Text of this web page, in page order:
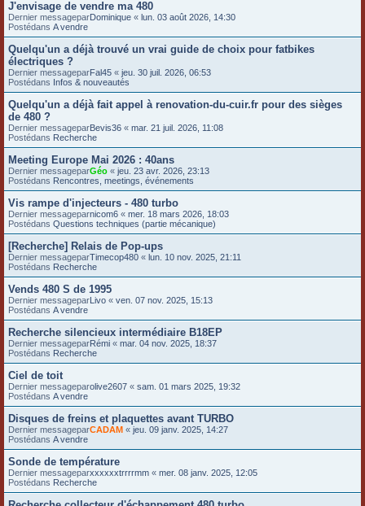
J'envisage de vendre ma 480
Dernier messageparDominique « lun. 03 août 2026, 14:30
Postédans A vendre
Quelqu'un a déjà trouvé un vrai guide de choix pour fatbikes
électriques ?
Dernier messageparFal45 « jeu. 30 juil. 2026, 06:53
Postédans Infos & nouveautés
Quelqu'un a déjà fait appel à renovation-du-cuir.fr pour des sièges
de 480 ?
Dernier messageparBevis36 « mar. 21 juil. 2026, 11:08
Postédans Recherche
Meeting Europe Mai 2026 : 40ans
Dernier messageparGéo « jeu. 23 avr. 2026, 23:13
Postédans Rencontres, meetings, événements
Vis rampe d'injecteurs - 480 turbo
Dernier messageparnicom6 « mer. 18 mars 2026, 18:03
Postédans Questions techniques (partie mécanique)
[Recherche] Relais de Pop-ups
Dernier messageparTimecop480 « lun. 10 nov. 2025, 21:11
Postédans Recherche
Vends 480 S de 1995
Dernier messageparLivo « ven. 07 nov. 2025, 15:13
Postédans A vendre
Recherche silencieux intermédiaire B18EP
Dernier messageparRémi « mar. 04 nov. 2025, 18:37
Postédans Recherche
Ciel de toit
Dernier messageparolive2607 « sam. 01 mars 2025, 19:32
Postédans A vendre
Disques de freins et plaquettes avant TURBO
Dernier messageparCADAM « jeu. 09 janv. 2025, 14:27
Postédans A vendre
Sonde de température
Dernier messageparxxxxxxtrrrrmm « mer. 08 janv. 2025, 12:05
Postédans Recherche